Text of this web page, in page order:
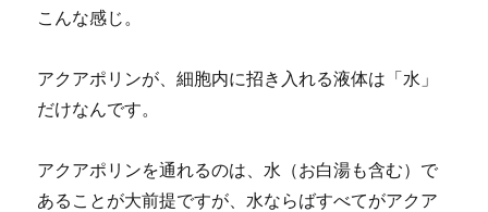
こんな感じ。
アクアポリンが、細胞内に招き入れる液体は「水」
だけなんです。
アクアポリンを通れるのは、水（お白湯も含む）で
あることが大前提ですが、水ならばすべてがアクア